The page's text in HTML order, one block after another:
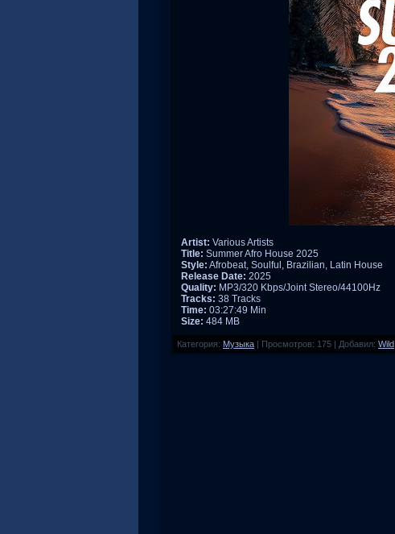
Artist: Various Artists
Title: Summer Afro House 2025
Style: Afrobeat, Soulful, Brazilian, Latin House
Release Date: 2025
Quality: MP3/320 Kbps/Joint Stereo/44100Hz
Tracks: 38 Tracks
Time: 03:27:49 Min
Size: 484 MB
Категория: Музыка | Просмотров: 175 | Добавил: Wild